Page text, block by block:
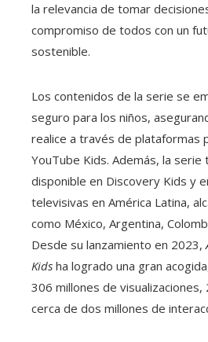
la relevancia de tomar
compromiso de todos con un
sostenible.
Los contenidos de la serie se
seguro para los niños,
realice a través de plataformas
YouTube Kids. Además, la serie
disponible en Discovery Kids y
televisivas en América Latina,
como México, Argentina,
Desde su lanzamiento en 2023,
Kids ha logrado una gran
306 millones de
cerca de dos millones de